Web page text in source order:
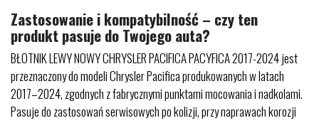
Zastosowanie i kompatybilność – czy ten
produkt pasuje do Twojego auta?
BŁOTNIK LEWY NOWY CHRYSLER PACIFICA PACYFICA 2017-2024 jest
przeznaczony do modeli Chrysler Pacifica produkowanych w latach
2017–2024, zgodnych z fabrycznymi punktami mocowania i nadkolami.
Pasuje do zastosowań serwisowych po kolizji, przy naprawach korozji